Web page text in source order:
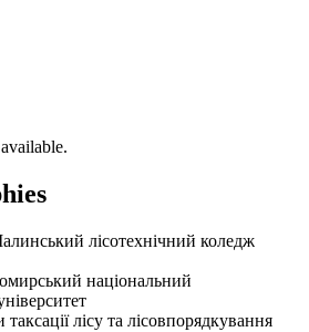
лісотехнічний коледж
національний
лісу та лісовпорядкування